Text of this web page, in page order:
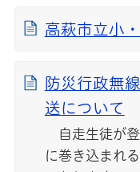
高萩市立小
防災行政無
送について
自走生徒が登
に巻き込まれ